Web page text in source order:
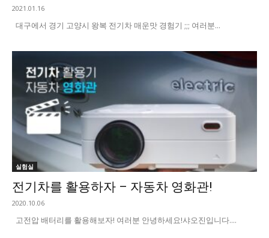
2021.01.16
대구에서 경기 고양시 왕복 전기차 매운맛 경험기 ;;; 여러분...
실험실
전기차를 활용하자 – 자동차 영화관!
2020.10.06
고전압 배터리를 활용해보자! 여러분 안녕하세요!샤오진입니다. ​...